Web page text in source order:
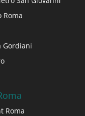
Roma
Gordiani
Roma